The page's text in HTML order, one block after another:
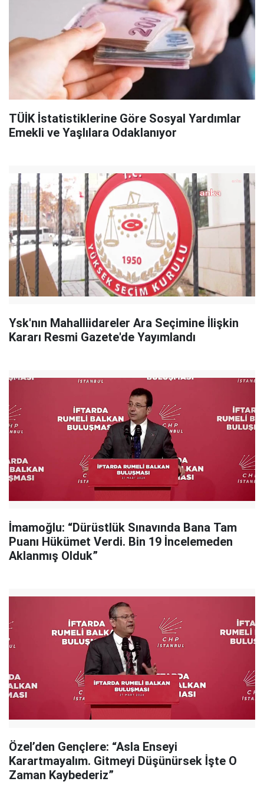
TÜİK İstatistiklerine Göre Sosyal Yardımlar
Emekli ve Yaşlılara Odaklanıyor
Ysk'nın Mahalliidareler Ara Seçimine İlişkin
Kararı Resmi Gazete'de Yayımlandı
İmamoğlu: “Dürüstlük Sınavında Bana Tam
Puanı Hükümet Verdi. Bin 19 İncelemeden
Aklanmış Olduk”
Özel’den Gençlere: “Asla Enseyi
Karartmayalım. Gitmeyi Düşünürsek İşte O
Zaman Kaybederiz”